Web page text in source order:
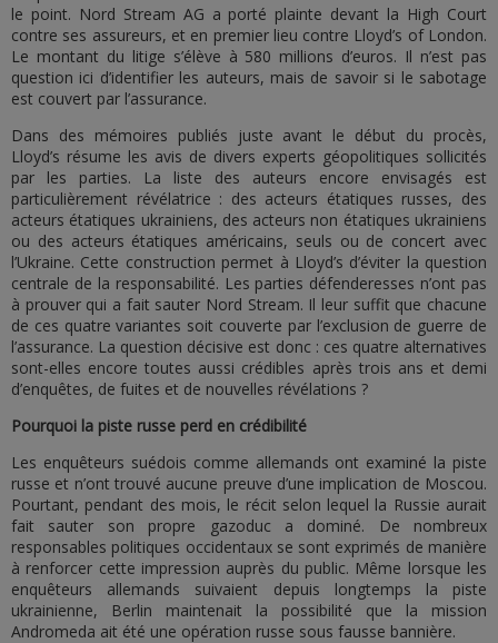
le point. Nord Stream AG a porté plainte devant la High Court
contre ses assureurs, et en premier lieu contre Lloyd’s of London.
Le montant du litige s’élève à 580 millions d’euros. Il n’est pas
question ici d’identifier les auteurs, mais de savoir si le sabotage
est couvert par l’assurance.
Dans des mémoires publiés juste avant le début du procès,
Lloyd’s résume les avis de divers experts géopolitiques sollicités
par les parties. La liste des auteurs encore envisagés est
particulièrement révélatrice : des acteurs étatiques russes, des
acteurs étatiques ukrainiens, des acteurs non étatiques ukrainiens
ou des acteurs étatiques américains, seuls ou de concert avec
l’Ukraine. Cette construction permet à Lloyd’s d’éviter la question
centrale de la responsabilité. Les parties défenderesses n’ont pas
à prouver qui a fait sauter Nord Stream. Il leur suffit que chacune
de ces quatre variantes soit couverte par l’exclusion de guerre de
l’assurance. La question décisive est donc : ces quatre alternatives
sont-elles encore toutes aussi crédibles après trois ans et demi
d’enquêtes, de fuites et de nouvelles révélations ?
Pourquoi la piste russe perd en crédibilité
Les enquêteurs suédois comme allemands ont examiné la piste
russe et n’ont trouvé aucune preuve d’une implication de Moscou.
Pourtant, pendant des mois, le récit selon lequel la Russie aurait
fait sauter son propre gazoduc a dominé. De nombreux
responsables politiques occidentaux se sont exprimés de manière
à renforcer cette impression auprès du public. Même lorsque les
enquêteurs allemands suivaient depuis longtemps la piste
ukrainienne, Berlin maintenait la possibilité que la mission
Andromeda ait été une opération russe sous fausse bannière.